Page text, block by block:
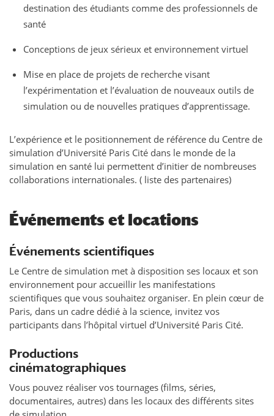
destination des étudiants comme des professionnels de
santé
Conceptions de jeux sérieux et environnement virtuel
Mise en place de projets de recherche visant
l’expérimentation et l’évaluation de nouveaux outils de
simulation ou de nouvelles pratiques d’apprentissage.
L’expérience et le positionnement de référence du Centre de
simulation d’Université Paris Cité dans le monde de la
simulation en santé lui permettent d’initier de nombreuses
collaborations internationales. ( liste des partenaires)
Événements et locations
Événements scientifiques
Le Centre de simulation met à disposition ses locaux et son
environnement pour accueillir les manifestations
scientifiques que vous souhaitez organiser. En plein cœur de
Paris, dans un cadre dédié à la science, invitez vos
participants dans l’hôpital virtuel d’Université Paris Cité.
Productions
cinématographiques
Vous pouvez réaliser vos tournages (films, séries,
documentaires, autres) dans les locaux des différents sites